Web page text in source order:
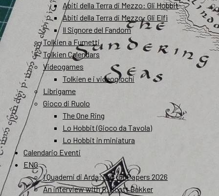
Abiti della Terra di Mezzo: Gli Hobbit
Abiti della Terra di Mezzo: Gli Elfi
Il Signore del Fandom
Tolkien a Fumetti
Tolkien Calendars
Videogames
Tolkien e i videogiochi
Librigame
Gioco di Ruolo
The One Ring
Lo Hobbit (Gioco da Tavola)
Lo Hobbit in miniatura
Calendario Eventi
ENG
I Quaderni di Arda: Call for Papers 2026
An interview with R. Scott Bakker